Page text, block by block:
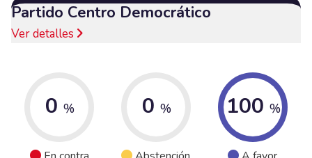
Partido Centro Democrático
Ver detalles
0 % 0 % 100 %